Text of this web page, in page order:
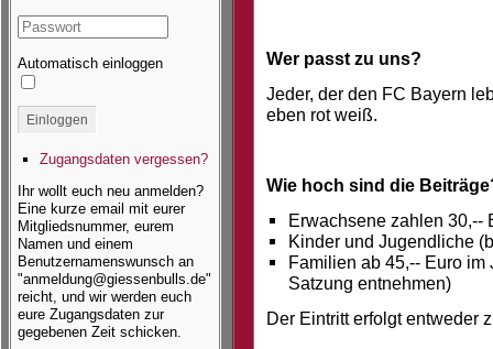
Automatisch einloggen
Einloggen
Zugangsdaten vergessen?
Ihr wollt euch neu anmelden?
Eine kurze email mit eurer
Mitgliedsnummer, eurem
Namen und einem
Benutzernamenswunsch an
"anmeldung@giessenbulls.de"
reicht, und wir werden euch
eure Zugangsdaten zur
gegebenen Zeit schicken.
Wer passt zu uns?
Jeder, der den FC Bayern
eben rot weiß.
Wie hoch sind die
Erwachsene zahlen 30,--
Kinder und Jugendliche
Familien ab 45,-- Euro
Satzung entnehmen)
Der Eintritt erfolgt entweder